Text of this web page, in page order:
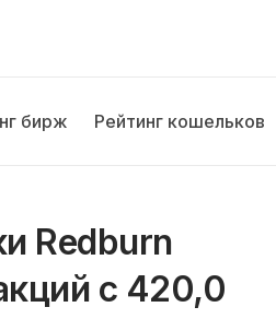
бирж Рейтинг кошельков
Redburn
с 420,0